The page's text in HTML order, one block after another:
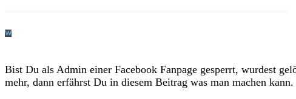
Bist Du als Admin einer Facebook Fanpage gesperrt, wurdest
mehr, dann erfährst Du in diesem Beitrag was man machen kann.